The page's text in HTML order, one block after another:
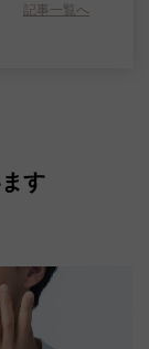
記事一覧へ
す